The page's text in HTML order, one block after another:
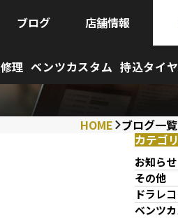
ブログ 店舗情報
修理 ベンツカスタム 持込タイ
HOME ブログ一覧
カテゴ
お知らせ
その他
ドラレ
ベンツ